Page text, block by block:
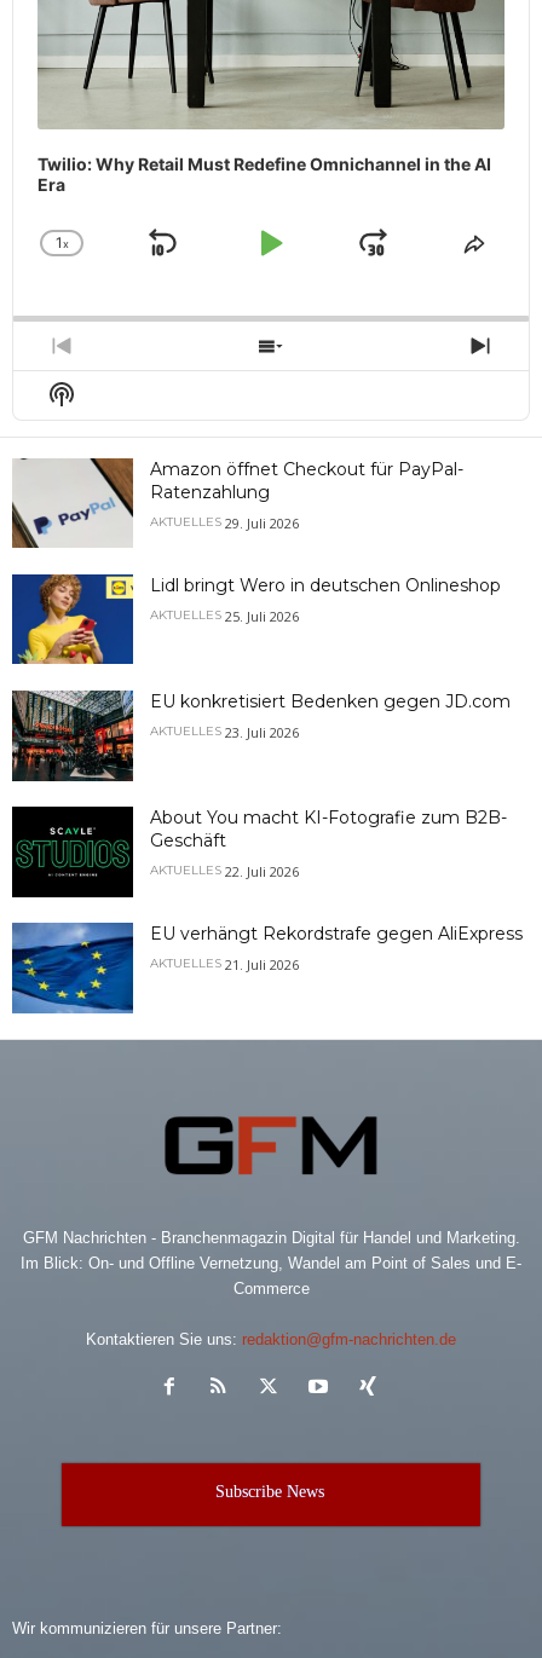
Twilio: Why Retail Must Redefine Omnichannel in the AI
Era
Change
1x
Skip
Play
Jump
Share
Previous
Episode
Show
Episodes
Next
Show
Podcast
Information
Amazon öffnet Checkout für PayPal-
Ratenzahlung
AKTUELLES 29. Juli 2026
Lidl bringt Wero in deutschen Onlineshop
AKTUELLES 25. Juli 2026
EU konkretisiert Bedenken gegen JD.com
AKTUELLES 23. Juli 2026
About You macht KI-Fotografie zum B2B-
Geschäft
AKTUELLES 22. Juli 2026
EU verhängt Rekordstrafe gegen AliExpress
AKTUELLES 21. Juli 2026
GFM Nachrichten - Branchenmagazin Digital für Handel und Marketing.
Im Blick: On- und Offline Vernetzung, Wandel am Point of Sales und E-
Commerce
Kontaktieren Sie uns: redaktion@gfm-nachrichten.de
Subscribe News
Wir kommunizieren für unsere Partner: